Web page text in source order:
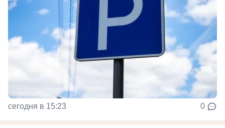
сегодня в 15:23 0